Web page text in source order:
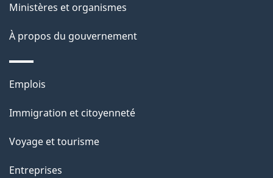
p
a
Ministères et organismes
À propos du gouvernement
Thèmes
sujets
Emplois
Immigration et citoyenneté
Voyage et tourisme
Entreprises